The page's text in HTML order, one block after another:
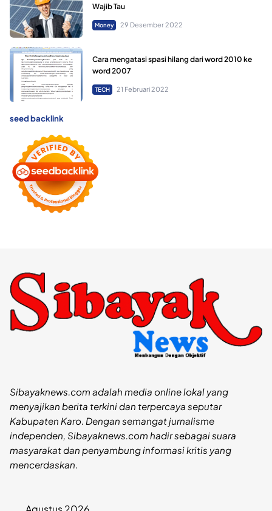
Wajib Tau
Money 29 Desember 2022
Cara mengatasi spasi hilang dari word 2010 ke
word 2007
TECH 21 Februari 2022
seed backlink
Sibayaknews.com adalah media online lokal yang
menyajikan berita terkini dan terpercaya seputar
Kabupaten Karo. Dengan semangat jurnalisme
independen, Sibayaknews.com hadir sebagai suara
masyarakat dan penyambung informasi kritis yang
mencerdaskan.